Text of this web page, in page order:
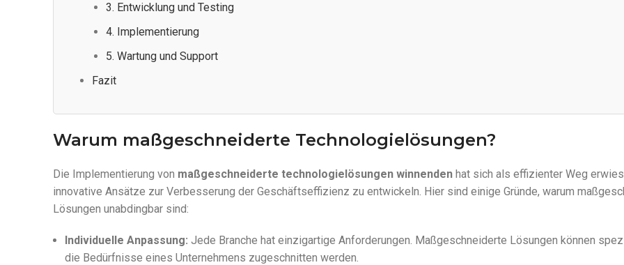
3. Entwicklung und Testing
4. Implementierung
5. Wartung und Support
Fazit
Warum maßgeschneiderte Technologielösungen?
Die Implementierung von maßgeschneiderte technologielösungen winnenden hat sich als effizienter Weg
innovative Ansätze zur Verbesserung der Geschäftseffizienz zu entwickeln. Hier sind einige Gründe, warum
Lösungen unabdingbar sind:
Individuelle Anpassung: Jede Branche hat einzigartige Anforderungen. Maßgeschneiderte Lösungen können
die Bedürfnisse eines Unternehmens zugeschnitten werden.